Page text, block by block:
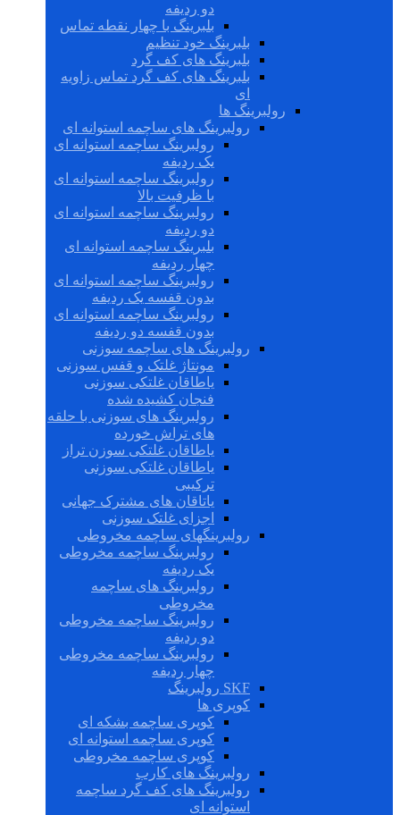
دو ردیفه
بلبرینگ با چهار نقطه تماس
بلبرینگ خود تنظیم
بلبرینگ های کف گرد
بلبرینگ های کف گرد تماس زاویه
ای
رولبرینگ ها
رولبرینگ های ساچمه استوانه ای
رولبرینگ ساچمه استوانه ای
یک ردیفه
رولبرینگ ساچمه استوانه ای
با ظرفیت بالا
رولبرینگ ساچمه استوانه ای
دو ردیفه
بلبرینگ ساچمه استوانه ای
چهار ردیفه
رولبرینگ ساچمه استوانه ای
بدون قفسه یک ردیفه
رولبرینگ ساچمه استوانه ای
بدون قفسه دو ردیفه
رولبرینگ های ساچمه سوزنی
مونتاژ غلتک و قفس سوزنی
یاطاقان غلتکی سوزنی
فنجان کشیده شده
رولبرینگ های سوزنی با حلقه
های تراش خورده
یاطاقان غلتکی سوزن تراز
یاطاقان غلتکی سوزنی
ترکیبی
یاتاقان های مشترک جهانی
اجزای غلتک سوزنی
رولبرینگهای ساچمه مخروطی
رولبرینگ ساچمه مخروطی
یک ردیفه
رولبرینگ های ساچمه
مخروطی
رولبرینگ ساچمه مخروطی
دو ردیفه
رولبرینگ ساچمه مخروطی
چهار ردیفه
SKF رولبرینگ
کوپری ها
کوپری ساچمه بشکه ای
کوپری ساچمه استوانه ای
کوپری ساچمه مخروطی
رولبرینگ های کارب
رولبرینگ های کف گرد ساچمه
استوانه ای